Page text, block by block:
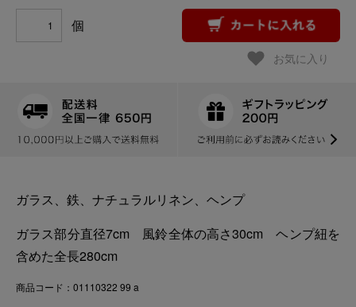
個
お気に入り
ガラス、鉄、ナチュラルリネン、ヘンプ
ガラス部分直径7cm 風鈴全体の高さ30cm ヘンプ紐を
含めた全長280cm
商品コード：01110322 99 a